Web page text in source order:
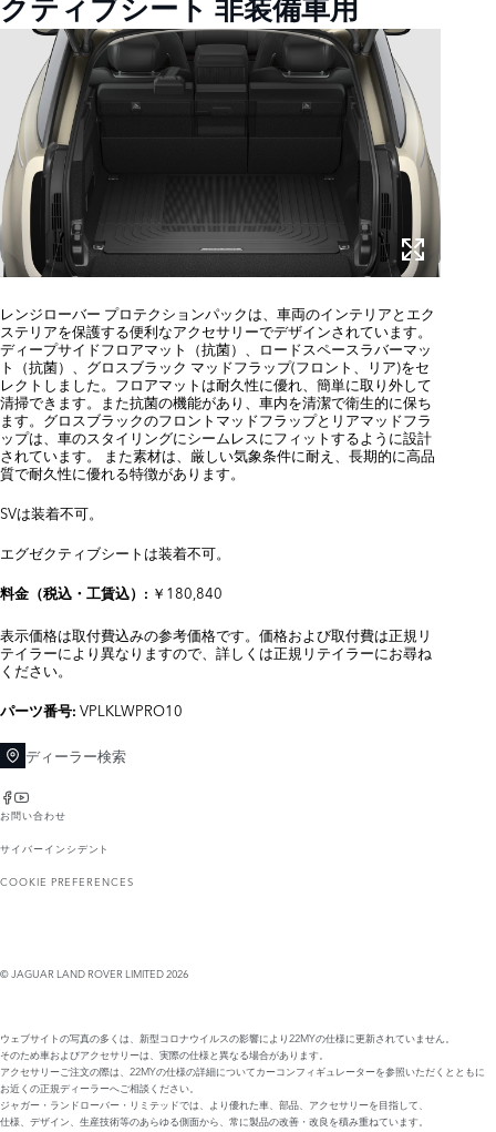
クティブシート 非装備車用
レンジローバー プロテクションパックは、車両のインテリアとエク
ステリアを保護する便利なアクセサリーでデザインされています。
ディープサイドフロアマット（抗菌）、ロードスペースラバーマッ
ト（抗菌）、グロスブラック マッドフラップ(フロント、リア)をセ
レクトしました。フロアマットは耐久性に優れ、簡単に取り外して
清掃できます。また抗菌の機能があり、車内を清潔で衛生的に保ち
ます。グロスブラックのフロントマッドフラップとリアマッドフラ
ップは、車のスタイリングにシームレスにフィットするように設計
されています。 また素材は、厳しい気象条件に耐え、長期的に高品
質で耐久性に優れる特徴があります。
SVは装着不可。
エグゼクティブシートは装着不可。
料金（税込・工賃込）: ￥180,840
表示価格は取付費込みの参考価格です。価格および取付費は正規リ
テイラーにより異なりますので、詳しくは正規リテイラーにお尋ね
ください。
パーツ番号: VPLKLWPRO10
ディーラー検索
お問い合わせ
サイバーインシデント
COOKIE PREFERENCES
© JAGUAR LAND ROVER LIMITED 2026
ウェブサイトの写真の多くは、新型コロナウイルスの影響により22MYの仕様に更新されていません。
そのため車およびアクセサリーは、実際の仕様と異なる場合があります。
アクセサリーご注文の際は、22MYの仕様の詳細についてカーコンフィギュレーターを参照いただくとともに
お近くの正規ディーラーへご相談ください。
ジャガー・ランドローバー・リミテッドでは、より優れた車、部品、アクセサリーを目指して、
仕様、デザイン、生産技術等のあらゆる側面から、常に製品の改善・改良を積み重ねています。